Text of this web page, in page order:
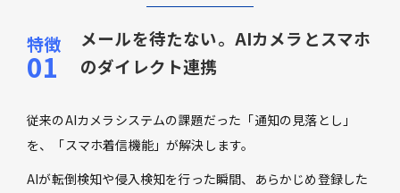
メールを待たない。AIカメラとスマホ
のダイレクト連携
従来のAIカメラシステムの課題だった「通知の見落とし」
を、「スマホ着信機能」が解決します。
AIが転倒検知や侵入検知を行った瞬間、あらかじめ登録した